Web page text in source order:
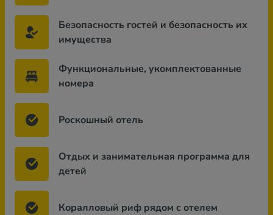
Безопасность гостей и безопасность их
имущества
Функциональные, укомплектованные
номера
Роскошный отель
Отдых и занимательная программа для
детей
Коралловый риф рядом с отелем